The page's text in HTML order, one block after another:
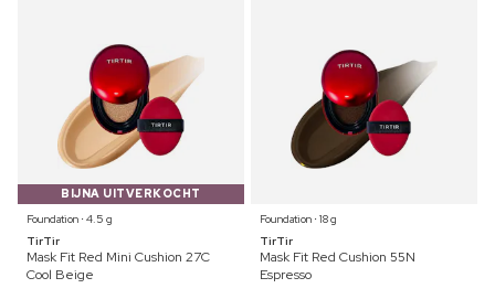
BIJNA UITVERKOCHT
Foundation ⋅ 4.5 g
TirTir
Mask Fit Red Mini Cushion 27C
Cool Beige
Foundation ⋅ 18 g
TirTir
Mask Fit Red Cushion 55N
Espresso